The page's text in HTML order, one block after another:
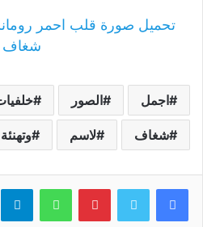
تحميل صورة قلب احمر
شغاف
اجمل الصور
شغاف لاسم وتهنئة
فيسبوك تويتر بينتيريستواتساب